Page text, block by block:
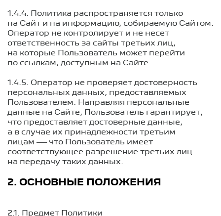
1.4.4. Политика распространяется только
на Сайт и на информацию, собираемую Сайтом.
Оператор не контролирует и не несет
ответственность за сайты третьих лиц,
на которые Пользователь может перейти
по ссылкам, доступным на Сайте.
1.4.5. Оператор не проверяет достоверность
персональных данных, предоставляемых
Пользователем. Направляя персональные
данные на Сайте, Пользователь гарантирует,
что предоставляет достоверные данные,
а в случае их принадлежности третьим
лицам — что Пользователь имеет
соответствующее разрешение третьих лиц
на передачу таких данных.
2. ОСНОВНЫЕ ПОЛОЖЕНИЯ
2.1. Предмет Политики